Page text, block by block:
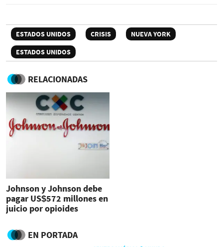
ESTADOS UNIDOS CRISIS
NUEVA YORK
ESTADOS UNIDOS
RELACIONADAS
Johnson y Johnson debe
pagar US$572 millones en
juicio por opioides
EN PORTADA